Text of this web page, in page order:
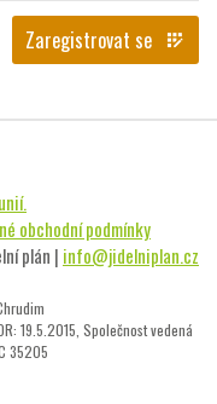
Zaregistrovat se app_registration
obchodní podmínky
plán | info@jidelniplan.cz
19.5.2015, Společnost vedená
35205